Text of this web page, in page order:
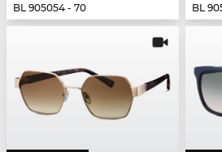
BL 905054 - 70
BL